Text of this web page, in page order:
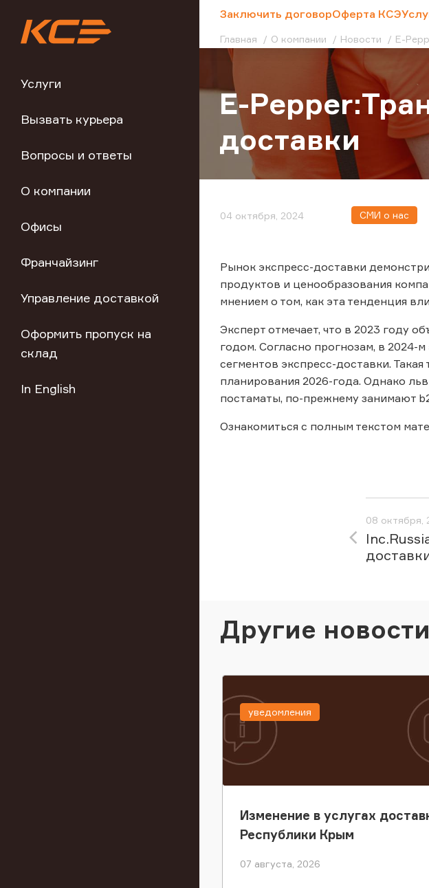
Услуги
Вызвать курьера
Вопросы и ответы
О компании
Офисы
Франчайзинг
Управление доставкой
Оформить пропуск на
склад
In English
Заключить договорОферта КСЭ
Главная О компании Новости E-
E-
доставки
04 октября, 2024 СМИ о нас
Рынок экспресс-доставки
продуктов и ценообразования
мнением о том, как эта тенденция
Эксперт отмечает, что в 2023 году
годом. Согласно прогнозам, в 2024-
сегментов экспресс-доставки.
планирования 2026-года. Однако
постаматы, по-прежнему занимают
Ознакомиться с полным текстом
08 октября,
Другие новости
Изменение в услугах
Республики Крым
07 августа, 2026
уведомления